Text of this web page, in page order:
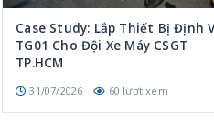
Case Study: Lắp Thiết Bị Định
TG01 Cho Đội Xe Máy CSGT
TP.HCM
31/07/2026 60 lượt xem